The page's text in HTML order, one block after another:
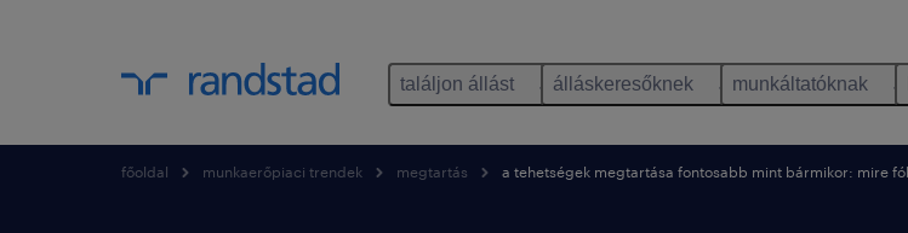
találjon állást álláskeresőknek munkáltatóknak
főoldal munkaerőpiaci trendek megtartás a tehetségek megtartása fontosabb mint bármikor: mire